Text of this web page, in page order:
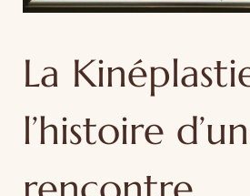
La
l’histoire